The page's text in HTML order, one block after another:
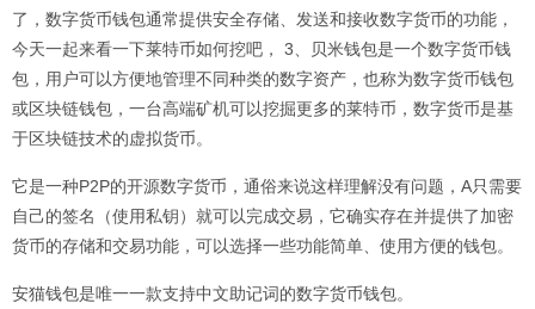
了，数字货币钱包通常提供安全存储、发送和接收数字货币的功能，
今天一起来看一下莱特币如何挖吧， 3、贝米钱包是一个数字货币钱
包，用户可以方便地管理不同种类的数字资产，也称为数字货币钱包
或区块链钱包，一台高端矿机可以挖掘更多的莱特币，数字货币是基
于区块链技术的虚拟货币。
它是一种P2P的开源数字货币，通俗来说这样理解没有问题，A只需要
自己的签名（使用私钥）就可以完成交易，它确实存在并提供了加密
货币的存储和交易功能，可以选择一些功能简单、使用方便的钱包。
安猫钱包是唯一一款支持中文助记词的数字货币钱包。